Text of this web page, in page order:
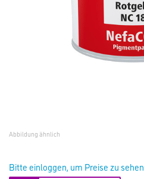
Abbildung ähnlich
Bitte einloggen, um Preise zu sehen